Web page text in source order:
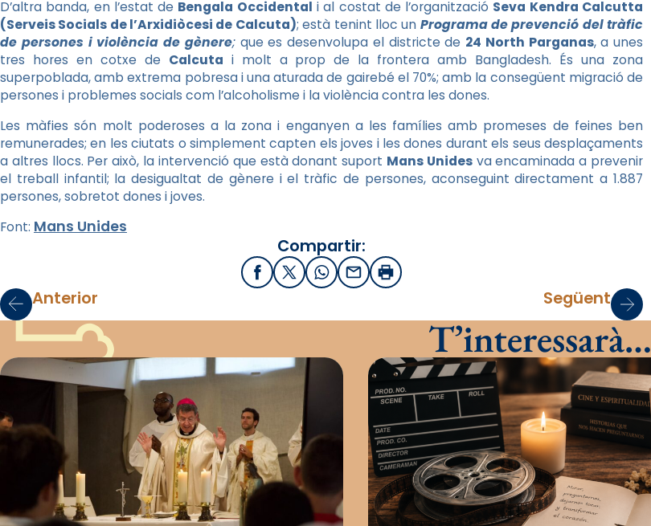
D’altra banda, en l’estat de Bengala Occidental i al costat de l’organització Seva Kendra Calcutta
(Serveis Socials de l’Arxidiòcesi de Calcuta); està tenint lloc un Programa de prevenció del tràfic
de persones i violència de gènere;que es desenvolupa el districte de 24 North Parganas, a unes
tres hores en cotxe de Calcuta i molt a prop de la frontera amb Bangladesh. És una zona
superpoblada, amb extrema pobresa i una aturada de gairebé el 70%; amb la consegüent migració de
persones i problemes socials com l’alcoholisme i la violència contra les dones.
Les màfies són molt poderoses a la zona i enganyen a les famílies amb promeses de feines ben
remunerades; en les ciutats o simplement capten els joves i les dones durant els seus desplaçaments
a altres llocs. Per això, la intervenció que està donant suport Mans Unidesva encaminada a prevenir
el treball infantil; la desigualtat de gènere i el tràfic de persones, aconseguint directament a 1.887
persones, sobretot dones i joves.
Font: Mans Unides
Compartir:
FacebookX / Twitter
WhatsApp
EmailImprimir
Anterior Següent
T’interessarà…